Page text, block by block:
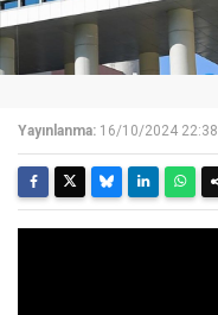
Yayınlanma: 16/10/2024 22:38